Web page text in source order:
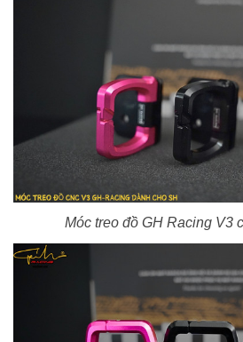
Móc treo đồ GH Racing V3